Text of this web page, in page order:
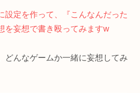
設定を作って、『こんなんだった
を妄想で書き殴ってみますw
どんなゲームか一緒に妄想してみ